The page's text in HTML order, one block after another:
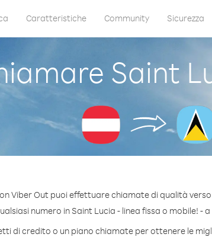
Caratteristiche Community Sicurezza
Saint
Viber Out puoi effettuare chiamate di qualità
numero in Saint Lucia - linea fissa o mobile! -
di credito o un piano chiamate per ottenere le